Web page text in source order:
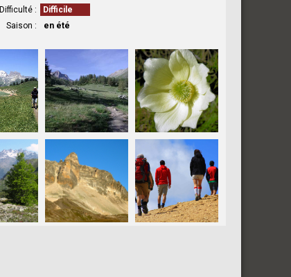
Difficulté
Difficile
Saison
en été